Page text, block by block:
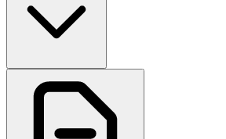
ПР,Р,ПМГ,РМГ